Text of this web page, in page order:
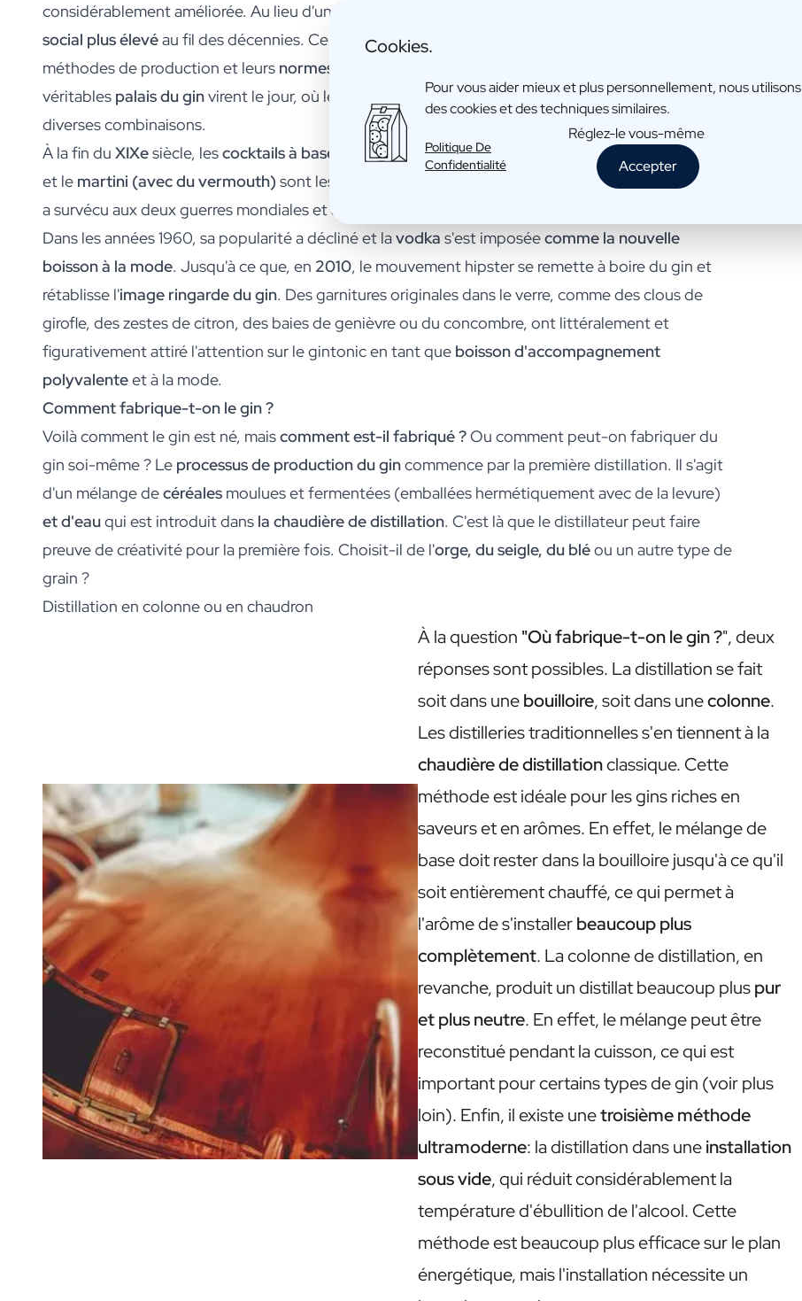
Cadeau Housewarming
Cadeau de Deuil
Cadeau Jubilée
Remerciements pour la communion
Cadeau Black Friday
Cadeau Fête des Mères
Cadeau Jour de la Secrétaire
Cadeau de noël
Cadeau de Nouvel An
Naissance
Cadeau Demande Marraine
Cadeau Demande Parrain
Cadeau de Maternité
Sucre de Baptême Original
Mariage
Cadeau de Demande en Mariage
Invitation au Mariage
Collecte Enterrement de Vie
Cadeau d'anniversaire de Mariage
Cadeaux pour les couples mariés
Mise en place de la table
Carte à Gratter Cadeau
Á propos de nous
Contact
considérablement améliorée. Au lieu d'une image de boisson marginale, le gin a retrouvé un
social plus élevéau fil des décennies. Cela a incité les distilleries à améliorer à nouveau leurs
méthodes de production et leurs normes de qualité
véritables palais du ginvirent le jour, où les gourmets dégustaient l'eau-de-vie limpide dans
diverses combinaisons.
À la fin du XIXesiècle, lescocktails à base de ginont commencé à devenir populaires. Le gin tonic
et le martini (avec du vermouth) sont les plus connus. C'est en partie grâce à cela que la boisson
a survécu aux deux guerres mondiales et à la Prohibition.
Dans les années 1960, sa popularité a décliné et lavodka s'est imposéecomme la nouvelle
boisson à la mode. Jusqu'à ce que, en 2010, le mouvement hipster se remette à boire du gin et
rétablisse l'image ringarde du gin. Des garnitures originales dans le verre, comme des clous de
girofle, des zestes de citron, des baies de genièvre ou du concombre, ont littéralement et
figurativement attiré l'attention sur le gintonic en tant que boisson d'accompagnement
polyvalenteet à la mode.
Comment fabrique-t-on le gin ?
Voilà comment le gin est né, maiscomment est-il fabriqué ?Ou comment peut-on fabriquer du
gin soi-même ? Le processus de production du gincommence par la première distillation. Il s'agit
d'un mélange decéréales moulues et fermentées (emballées hermétiquement avec de la levure)
et d'eauqui est introduit dans la chaudière de distillation. C'est là que le distillateur peut faire
preuve de créativité pour la première fois. Choisit-il de l'orge, du seigle, du bléou un autre type de
grain ?
Distillation en colonne ou en chaudron
À la question "Où fabrique-t-on le gin ?", deux
réponses sont possibles. La distillation se fait
soit dans unebouilloire, soit dans unecolonne.
Les distilleries traditionnelles s'en tiennent à la
chaudière de distillationclassique. Cette
méthode est idéale pour les gins riches en
saveurs et en arômes. En effet, le mélange de
base doit rester dans la bouilloire jusqu'à ce qu'il
soit entièrement chauffé, ce qui permet à
l'arôme de s'installerbeaucoup plus
complètement. La colonne de distillation, en
revanche, produit un distillat beaucoup pluspur
et plus neutre. En effet, le mélange peut être
reconstitué pendant la cuisson, ce qui est
important pour certains types de gin (voir plus
loin). Enfin, il existe unetroisièmeméthode
ultramoderne: la distillation dans uneinstallation
sous vide, qui réduit considérablement la
température d'ébullition de l'alcool. Cette
méthode est beaucoup plus efficace sur le plan
énergétique, mais l'installation nécessite un
Cookies.
Pour vous aider mieux et plus personnellement, nous utilisons
des cookies et des techniques similaires.
Politique De
Confidentialité
Réglez-le vous-même
Accepter